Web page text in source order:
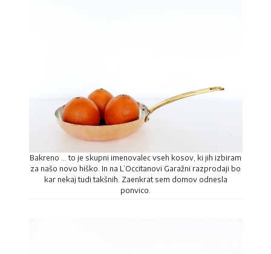
Bakreno … to je skupni imenovalec vseh kosov, ki jih izbiram
za našo novo hiško. In na L’Occitanovi Garažni razprodaji bo
kar nekaj tudi takšnih. Zaenkrat sem domov odnesla
ponvico.